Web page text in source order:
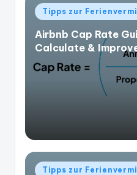
Veröffentlicht
in
Tipps zur
Airbnb Cap Rate
Calculate &
Veröffentlicht
Tipps zur